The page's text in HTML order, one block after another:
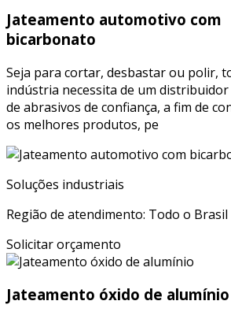
Jateamento automotivo com
bicarbonato
Seja para cortar, desbastar ou polir,
indústria necessita de um
de abrasivos de confiança, a fim de
os melhores produtos, pe
Soluções industriais
Região de atendimento: Todo o Brasil
Solicitar orçamento
Jateamento óxido de alumínio